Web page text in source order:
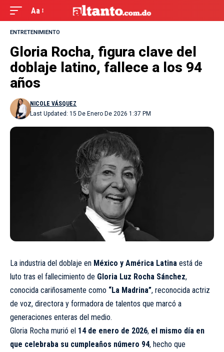
Aa
ENTRETENIMIENTO
Gloria Rocha, figura clave del
doblaje latino, fallece a los 94
años
Last Updated: 15 De Enero De 2026 1:37 PM
NICOLE VÁSQUEZ
La industria del doblaje en México y América Latina está de
luto tras el fallecimiento de Gloria Luz Rocha Sánchez,
conocida cariñosamente como “La Madrina”, reconocida actriz
de voz, directora y formadora de talentos que marcó a
generaciones enteras del medio.
Gloria Rocha murió el 14 de enero de 2026, el mismo día en
que celebraba su cumpleaños número 94, hecho que